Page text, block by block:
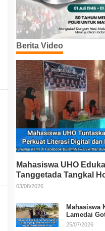
Berita Video
Mahasiswa UHO
Tanggetada Tangkal
Program Literasi
03/08/2026
Mahasiswa
Lamedai
HUT Ke-81 RI
25/07/2026